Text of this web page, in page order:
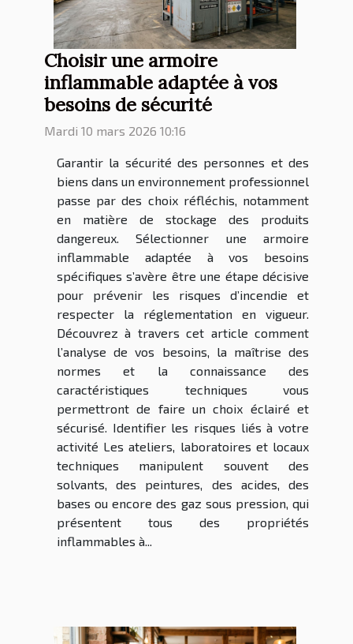
Choisir une armoire
inflammable adaptée à vos
besoins de sécurité
Mardi 10 mars 2026 10:16
Garantir la sécurité des personnes et des
biens dans un environnement professionnel
passe par des choix réfléchis, notamment
en matière de stockage des produits
dangereux. Sélectionner une armoire
inflammable adaptée à vos besoins
spécifiques s’avère être une étape décisive
pour prévenir les risques d’incendie et
respecter la réglementation en vigueur.
Découvrez à travers cet article comment
l’analyse de vos besoins, la maîtrise des
normes et la connaissance des
caractéristiques techniques vous
permettront de faire un choix éclairé et
sécurisé. Identifier les risques liés à votre
activité Les ateliers, laboratoires et locaux
techniques manipulent souvent des
solvants, des peintures, des acides, des
bases ou encore des gaz sous pression, qui
présentent tous des propriétés
inflammables à...